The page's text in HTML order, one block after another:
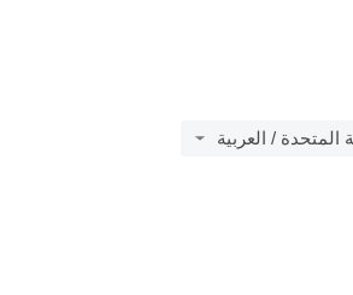
المتحدة / العربية